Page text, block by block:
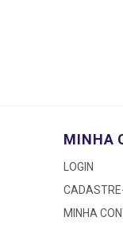
MINHA
LOGIN
MINHA